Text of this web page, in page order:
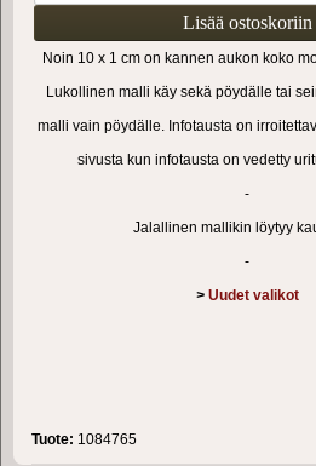
Noin 10 x 1 cm on kannen aukon koko
Lukollinen malli käy sekä pöydälle tai
malli vain pöydälle. Infotausta on
sivusta kun infotausta on vedetty
-
Jalallinen mallikin löytyy
-
> Uudet valikot
Tuote: 1084765